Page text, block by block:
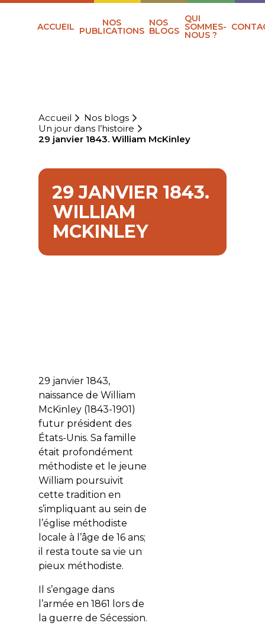
ACCUEIL NOS
PUBLICATIONS
NOS
BLOGS
QUI
SOMMES-
NOUS ?
Accueil
Nos blogs
Un jour dans l’histoire
29 janvier 1843. William McKinley
29 JANVIER 1843.
WILLIAM
MCKINLEY
29 janvier 1843,
naissance de William
McKinley (1843-1901)
futur président des
États-Unis. Sa famille
était profondément
méthodiste et le jeune
William poursuivit
cette tradition en
s’impliquant au sein de
l’église méthodiste
locale à l’âge de 16 ans;
il resta toute sa vie un
pieux méthodiste.
Il s’engage dans
l’armée en 1861 lors de
la guerre de Sécession.